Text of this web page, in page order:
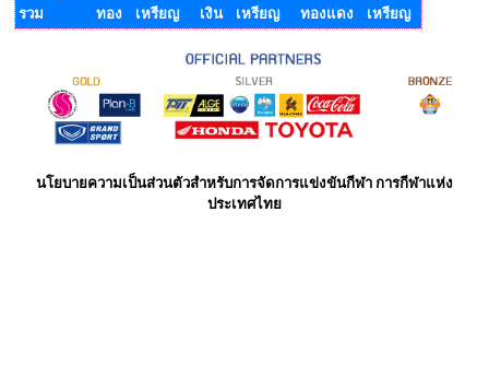
รวม
ทอง เหรียญ
เงิน เหรียญ
ทองแดง เหรียญ
นโยบายความเป็นส่วนตัวสำหรับการจัดการแข่งขันกีฬา การกีฬาแห่ง
ประเทศไทย